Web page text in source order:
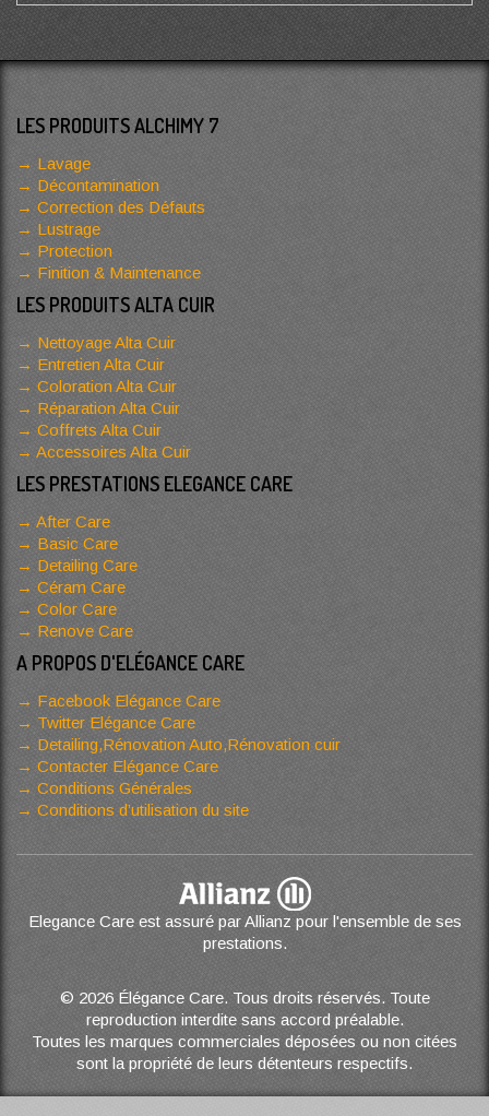
LES PRODUITS ALCHIMY 7
Lavage
Décontamination
Correction des Défauts
Lustrage
Protection
Finition & Maintenance
LES PRODUITS ALTA CUIR
Nettoyage Alta Cuir
Entretien Alta Cuir
Coloration Alta Cuir
Réparation Alta Cuir
Coffrets Alta Cuir
Accessoires Alta Cuir
LES PRESTATIONS ELEGANCE CARE
After Care
Basic Care
Detailing Care
Céram Care
Color Care
Renove Care
A PROPOS D'ELÉGANCE CARE
Facebook Elégance Care
Twitter Elégance Care
Detailing,Rénovation Auto,Rénovation cuir
Contacter Elégance Care
Conditions Générales
Conditions d’utilisation du site
Elegance Care est assuré par Allianz pour l'ensemble de ses
prestations.
© 2026 Élégance Care. Tous droits réservés. Toute
reproduction interdite sans accord préalable.
Toutes les marques commerciales déposées ou non citées
sont la propriété de leurs détenteurs respectifs.